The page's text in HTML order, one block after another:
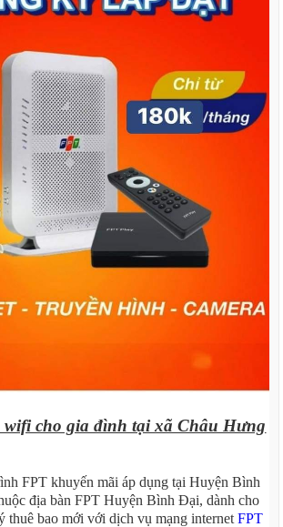
wifi cho gia đình tại xã Châu Hưng
FPT khuyến mãi áp dụng tại Huyện Bình
địa bàn FPT Huyện Bình Đại, dành cho
thuê bao mới với dịch vụ mạng internetFPT